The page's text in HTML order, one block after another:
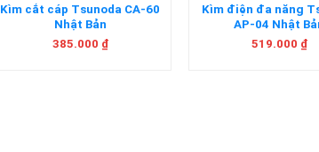
Kìm cắt cáp Tsunoda CA-60
Nhật Bản
385.000 ₫
Kìm điện đa năng
AP-04 Nhật
519.000 ₫